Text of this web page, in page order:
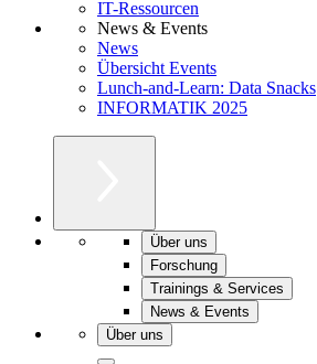
IT-Ressourcen
News & Events
News
Übersicht Events
Lunch-and-Learn: Data Snacks
INFORMATIK 2025
Über uns
Forschung
Trainings & Services
News & Events
Über uns